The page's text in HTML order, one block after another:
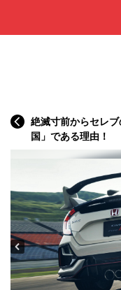
絶滅寸前からセレ
国」である理由！